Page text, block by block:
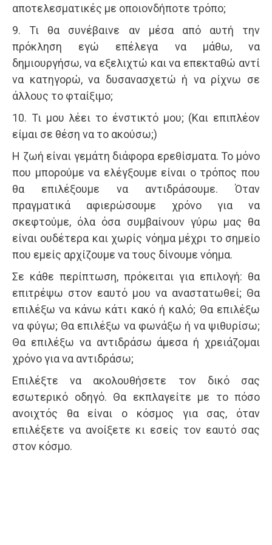
αποτελεσματικές με οποιονδήποτε τρόπο;
9. Τι θα συνέβαινε αν μέσα από αυτή την
πρόκληση εγώ επέλεγα να μάθω, να
δημιουργήσω, να εξελιχτώ και να επεκταθώ αντί
να κατηγορώ, να δυσανασχετώ ή να ρίχνω σε
άλλους το φταίξιμο;
10. Τι μου λέει το ένστικτό μου; (Και επιπλέον
είμαι σε θέση να το ακούσω;)
Η ζωή είναι γεμάτη διάφορα ερεθίσματα. Το μόνο
που μπορούμε να ελέγξουμε είναι ο τρόπος που
θα επιλέξουμε να αντιδράσουμε. Όταν
πραγματικά αφιερώσουμε χρόνο για να
σκεφτούμε, όλα όσα συμβαίνουν γύρω μας θα
είναι ουδέτερα και χωρίς νόημα μέχρι το σημείο
που εμείς αρχίζουμε να τους δίνουμε νόημα.
Σε κάθε περίπτωση, πρόκειται για επιλογή: θα
επιτρέψω στον εαυτό μου να αναστατωθεί; Θα
επιλέξω να κάνω κάτι κακό ή καλό; Θα επιλέξω
να φύγω; Θα επιλέξω να φωνάξω ή να ψιθυρίσω;
Θα επιλέξω να αντιδράσω άμεσα ή χρειάζομαι
χρόνο για να αντιδράσω;
Επιλέξτε να ακολουθήσετε τον δικό σας
εσωτερικό οδηγό. Θα εκπλαγείτε με το πόσο
ανοιχτός θα είναι ο κόσμος για σας, όταν
επιλέξετε να ανοίξετε κι εσείς τον εαυτό σας
στον κόσμο.